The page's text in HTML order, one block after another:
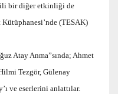
bir diğer etkinliği de
(TESAK)
Atay Anma”sında; Ahmet
Tezgör, Gülenay
ve eserlerini anlattılar.